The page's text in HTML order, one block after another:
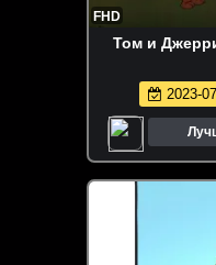
FHD
Том и
2023-